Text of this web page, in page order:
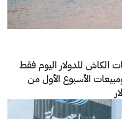
للدولار اليوم فقط
ومبيعات الأسبوع الأول من